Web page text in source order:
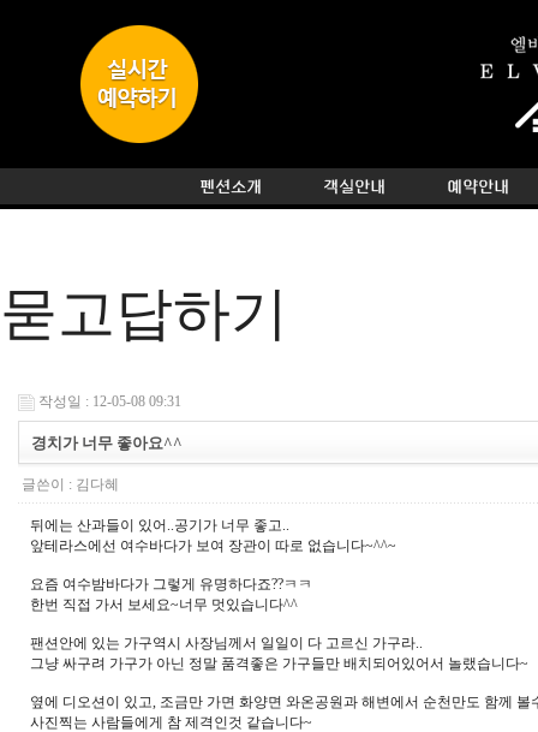
묻고답하기
작성일 : 12-05-08 09:31
경치가 너무 좋아요^^
글쓴이 : 김다혜
뒤에는 산과들이 있어..공기가 너무 좋고..
앞테라스에선 여수바다가 보여 장관이 따로 없습니다~^^~
요즘 여수밤바다가 그렇게 유명하다죠??ㅋㅋ
한번 직접 가서 보세요~너무 멋있습니다^^
팬션안에 있는 가구역시 사장님께서 일일이 다 고르신 가구라..
그냥 싸구려 가구가 아닌 정말 품격좋은 가구들만 배치되어있어서 놀랬습니다~
옆에 디오션이 있고, 조금만 가면 화양면 와온공원과 해변에서 순천만도 함께 볼
사진찍는 사람들에게 참 제격인것 같습니다~